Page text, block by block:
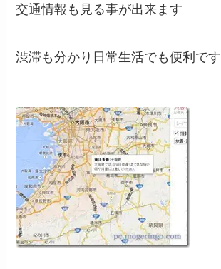
交通情報も見る事が出来ます
渋滞も分かり日常生活でも便利です